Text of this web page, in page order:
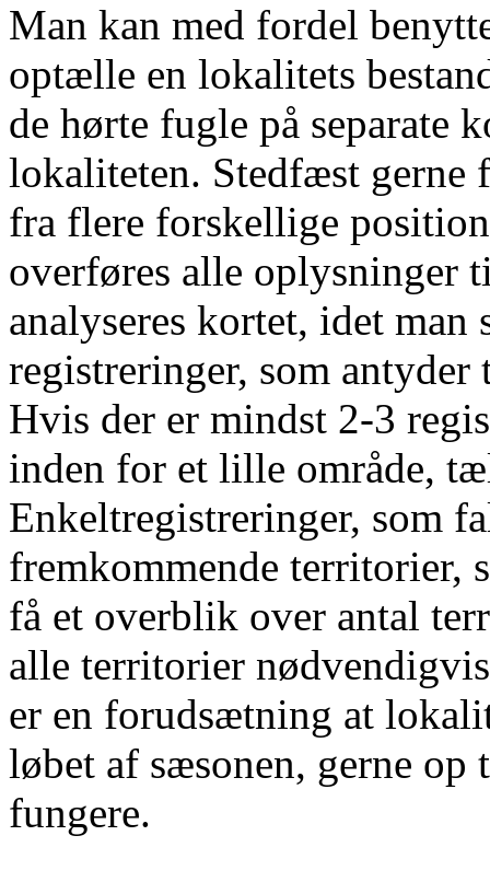
Man kan med fordel
optælle en lokalitets
de hørte fugle på separate
lokaliteten. Stedfæst gerne
fra flere forskellige
overføres alle oplysninger
analyseres kortet, idet
registreringer, som
Hvis der er mindst 2-3
inden for et lille område,
Enkeltregistreringer, som
fremkommende territorier,
få et overblik over antal
alle territorier
er en forudsætning at
løbet af sæsonen, gerne op
fungere.